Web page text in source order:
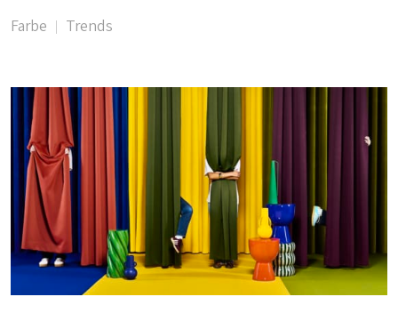
Farbe Trends